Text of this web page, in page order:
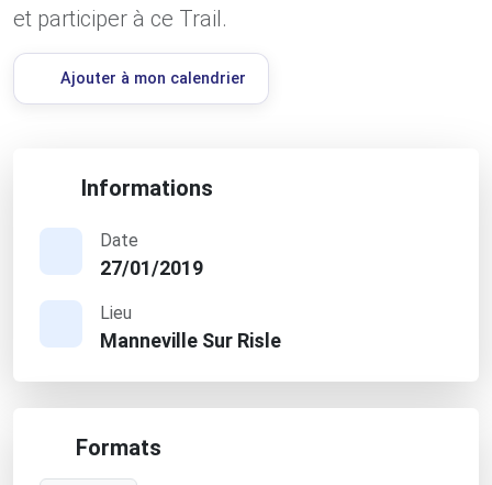
et participer à ce Trail.
Ajouter à mon calendrier
Informations
Date
27/01/2019
Lieu
Manneville Sur Risle
Formats